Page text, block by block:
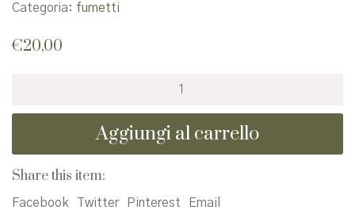
Categoria: fumetti
€20,00
al
quantità
Aggiungi al carrello
Share this item:
Facebook Twitter Pinterest Email